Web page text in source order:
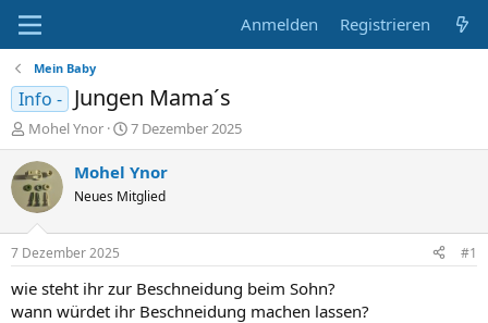
Anmelden Registrieren
Mein Baby
Info - Jungen Mama´s
E
r
s
t
e
l
e
r
Mohel Ynor
E
r
s
t
e
t
a
m
7 Dezember 2025
Mohel Ynor
Neues Mitglied
7 Dezember 2025 #1
wie steht ihr zur Beschneidung beim Sohn?
wann würdet ihr Beschneidung machen lassen?